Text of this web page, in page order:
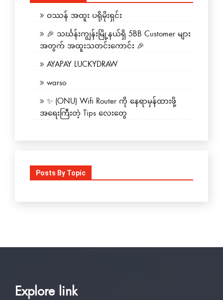
ဝဿန် အထူး ပရိုမိုးရှင်း
🎉 သင်္ဃန်းကျွန်းမြို့နယ်ရှိ 5BB Customer များ
အတွက် အထူးသတင်းကောင်း 🎉
AYAPAY LUCKYDRAW
warso
✨ (ONU) Wifi Router ကို နေရာမှန်ထားဖို့
အရေးကြီးတဲ့ Tips လေးတွေ
Posts By Topic
Explore link